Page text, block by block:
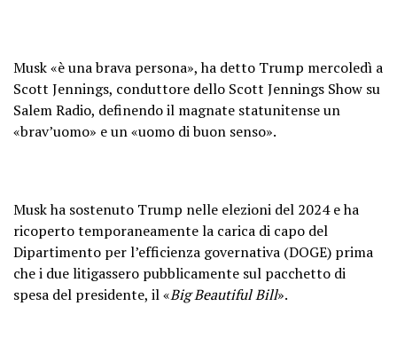
Musk «è una brava persona», ha detto Trump mercoledì a
Scott Jennings, conduttore dello Scott Jennings Show su
Salem Radio, definendo il magnate statunitense un
«brav’uomo» e un «uomo di buon senso».
Musk ha sostenuto Trump nelle elezioni del 2024 e ha
ricoperto temporaneamente la carica di capo del
Dipartimento per l’efficienza governativa (DOGE) prima
che i due litigassero pubblicamente sul pacchetto di
spesa del presidente, il «Big Beautiful Bill».